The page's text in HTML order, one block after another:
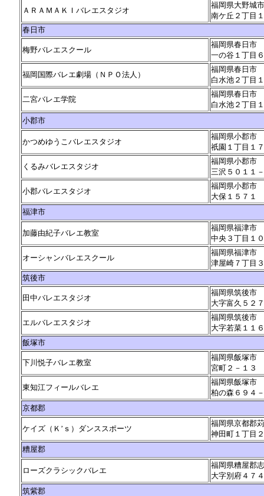
ＡＲＡＭＡＫＩバレエスタジオ
福岡県大野城市
南ケ丘２丁目
春日市
梅野バレエスクール
福岡県春日市
一の谷１丁目
福岡国際バレエ劇場（ＮＰＯ法人）
福岡県春日市
白水池２丁目
二宮バレエ学院
福岡県春日市
白水池２丁目
小郡市
かつめゆうこバレエスタジオ
福岡県小郡市
祇園１丁目１
くるみバレエスタジオ
福岡県小郡市
三沢５０１１
小郡バレエスタジオ
福岡県小郡市
大保１５７１
福津市
加藤由紀子バレエ教室
福岡県福津市
中央３丁目１
オーシャンバレエスクール
福岡県福津市
津屋崎７丁目
筑後市
田中バレエスタジオ
福岡県筑後市
大字富久５２７
エルバレエスタジオ
福岡県筑後市
大字若菜１１
飯塚市
下川悦子バレエ教室
福岡県飯塚市
宮町２－１３
東知江フィールバレエ
福岡県飯塚市
柏の森６９４
京都郡
ケイズ（Ｋ’ｓ）ダンススポーツ
福岡県京都郡
神田町１丁目
糟屋郡
ローズクラシックバレエ
福岡県糟屋郡
大字別府４７
筑紫郡